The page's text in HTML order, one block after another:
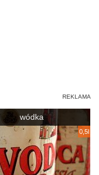
wódka
0,5l